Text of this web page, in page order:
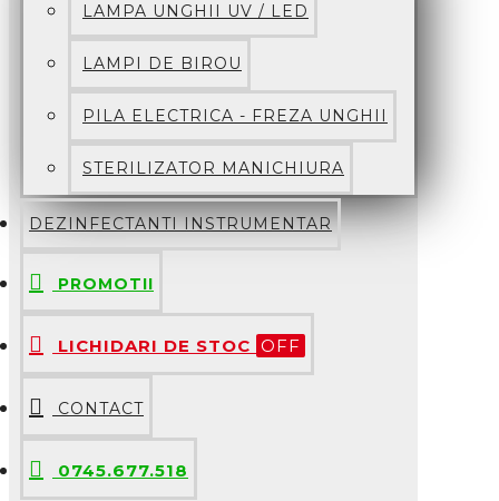
LAMPA UNGHII UV / LED
LAMPI DE BIROU
PILA ELECTRICA - FREZA UNGHII
STERILIZATOR MANICHIURA
DEZINFECTANTI INSTRUMENTAR
PROMOTII
LICHIDARI DE STOC OFF
CONTACT
0745.677.518